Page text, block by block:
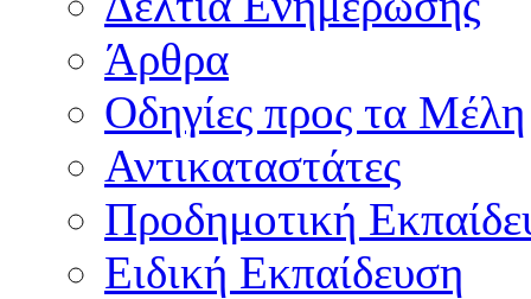
Άρθρα
Οδηγίες προς τα Μέλη
Αντικαταστάτες
Προδημοτική
Ειδική Εκπαίδευση